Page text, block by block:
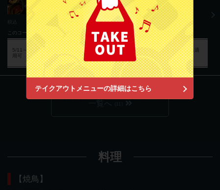
テイクアウトメニューの詳細はこちら
7,500円(税込)
税込
このコースで使えるクーポン
5/11～コース限定【ご来店人数×1000円OFF！】※プレミアム飲み放題コースにも適
用可
料理
【焼鳥】
お店情報をコピー
閉じる